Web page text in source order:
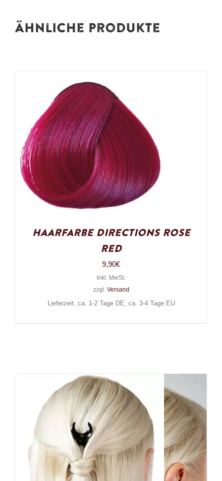
Ähnliche Produkte
Haarfarbe Directions Rose
Red
9,90€
Inkl. MwSt.
zzgl. Versand
Lieferzeit: ca. 1-2 Tage DE, ca. 3-4 Tage EU